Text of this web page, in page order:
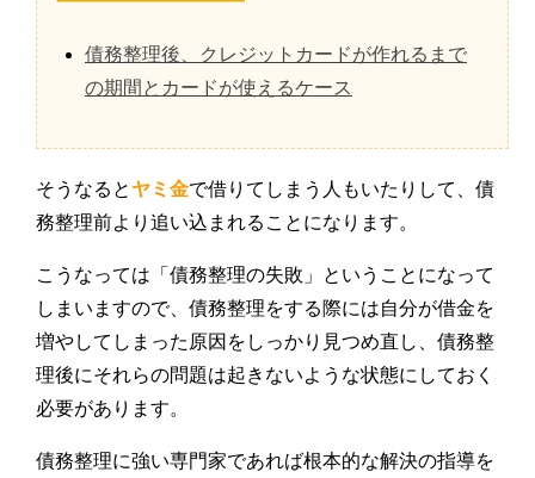
債務整理後、クレジットカードが作れるまで
の期間とカードが使えるケース
そうなると ヤミ金で借りてしまう人もいたりして、債
務整理前より追い込まれることになります。
こうなっては「債務整理の失敗」ということになって
しまいますので、債務整理をする際には自分が借金を
増やしてしまった原因をしっかり見つめ直し、債務整
理後にそれらの問題は起きないような状態にしておく
必要があります。
債務整理に強い専門家であれば根本的な解決の指導を